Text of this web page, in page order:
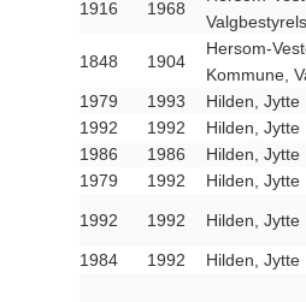
1916 1968
1848 1904
Hersom-
Kommune,
1979
1993
Hilden, Jytte
1992
1992
Hilden, Jytte
1986
1986
Hilden, Jytte
1979
1992 Hilden, Jytte
1992 1992 Hilden, Jytte
1984 1992 Hilden, Jytte